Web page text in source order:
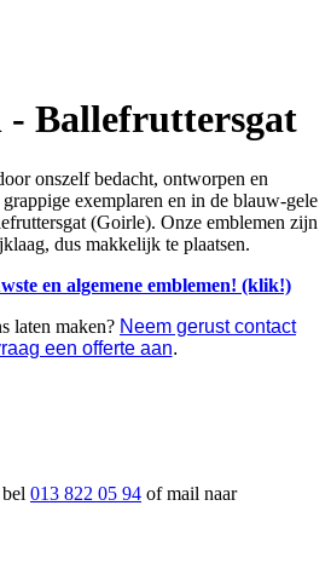
- Ballefruttersgat
onszelf bedacht, ontworpen en
exemplaren en in de blauw-gele
(Goirle). Onze emblemen zijn
dus makkelijk te plaatsen.
en algemene emblemen! (klik!)
laten maken? Neem gerust contact
een offerte aan.
013 822 05 94 of mail naar